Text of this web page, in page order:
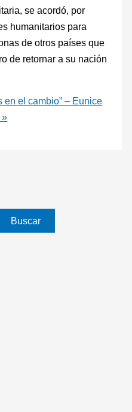
se acordó, por
humanitarios para
de otros países que
de retornar a su nación
en el cambio” – Eunice
»
Buscar